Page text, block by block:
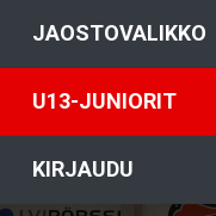
JAOSTOVALIKKO
U13-JUNIORIT
KIRJAUDU